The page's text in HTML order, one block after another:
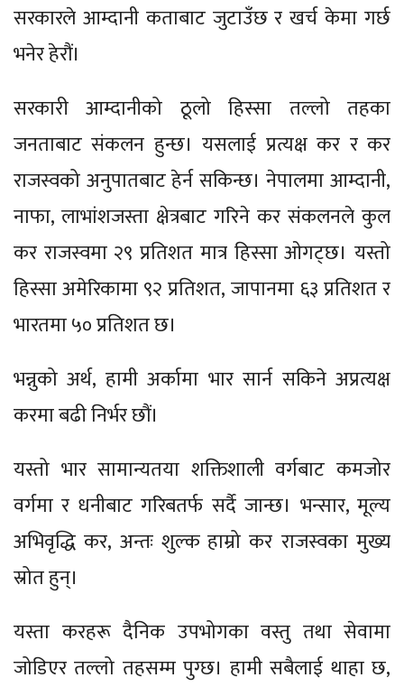
सरकारले आम्दानी कताबाट जुटाउँछ र खर्च केमा गर्छ
भनेर हेरौं।
सरकारी आम्दानीको ठूलो हिस्सा तल्लो तहका
जनताबाट संकलन हुन्छ। यसलाई प्रत्यक्ष कर र कर
राजस्वको अनुपातबाट हेर्न सकिन्छ। नेपालमा आम्दानी,
नाफा, लाभांशजस्ता क्षेत्रबाट गरिने कर संकलनले कुल
कर राजस्वमा २९ प्रतिशत मात्र हिस्सा ओगट्छ। यस्तो
हिस्सा अमेरिकामा ९२ प्रतिशत, जापानमा ६३ प्रतिशत र
भारतमा ५० प्रतिशत छ।
भन्नुको अर्थ, हामी अर्कामा भार सार्न सकिने अप्रत्यक्ष
करमा बढी निर्भर छौं।
यस्तो भार सामान्यतया शक्तिशाली वर्गबाट कमजोर
वर्गमा र धनीबाट गरिबतर्फ सर्दै जान्छ। भन्सार, मूल्य
अभिवृद्धि कर, अन्तः शुल्क हाम्रो कर राजस्वका मुख्य
स्रोत हुन्।
यस्ता करहरू दैनिक उपभोगका वस्तु तथा सेवामा
जोडिएर तल्लो तहसम्म पुग्छ। हामी सबैलाई थाहा छ,